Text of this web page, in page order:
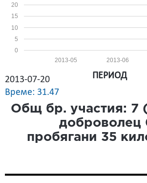
0
5
10
15
20
2013-06
2013-05
2013-07-20
Време: 31.47
ПЕРИОД
Общ бр. участия: 7
доброволец
пробягани 35